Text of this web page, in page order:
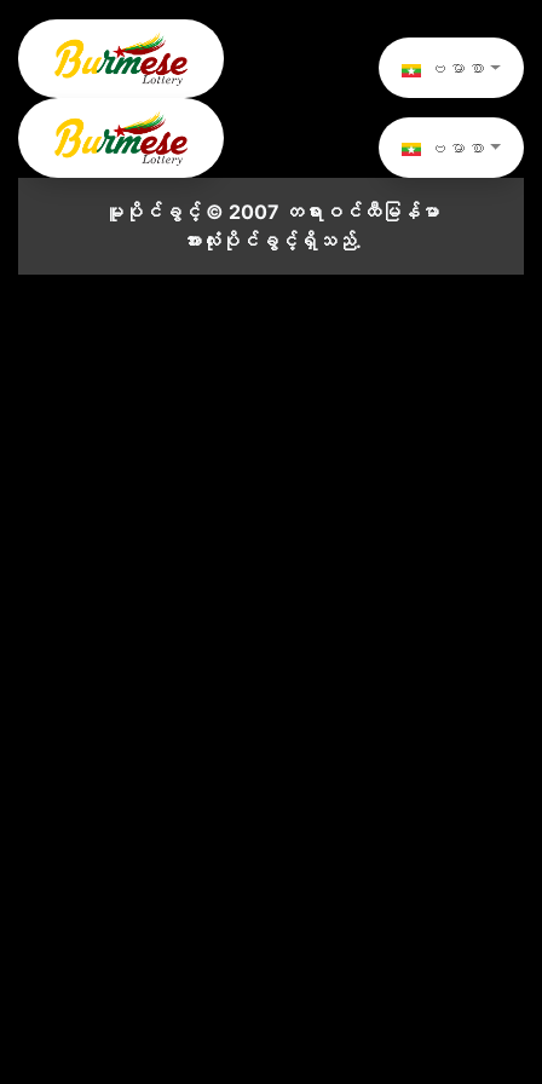
ဗမာစာ
ဗမာစာ
မူပိုင်ခွင့် © 2007 တရားဝင်ထီမြန်မာ
အားလုံးပိုင်ခွင့်ရှိသည်.